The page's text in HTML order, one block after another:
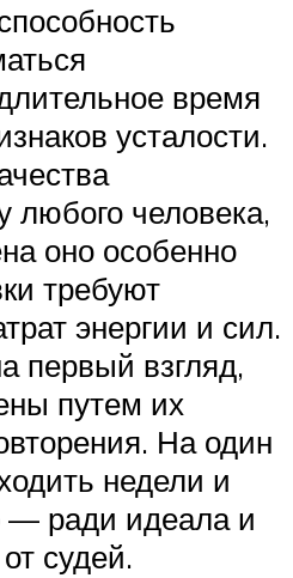
время
усталости.
любого человека,
оно особенно
требуют
энергии и сил.
первый взгляд,
путем их
На один
недели и
— ради идеала и
судей.